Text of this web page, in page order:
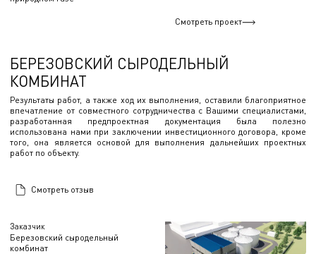
Смотреть проект
Заказчик
Березовский сыродельный
комбинат
БЕРЕЗОВСКИЙ СЫРОДЕЛЬНЫЙ
КОМБИНАТ
Результаты работ, а также ход их выполнения, оставили благоприятное
впечатление от совместного сотрудничества с Вашими специалистами,
разработанная предпроектная документация была полезно
использована нами при заключении инвестиционного договора, кроме
того, она является основой для выполнения дальнейших проектных
работ по объекту.
Смотреть отзыв